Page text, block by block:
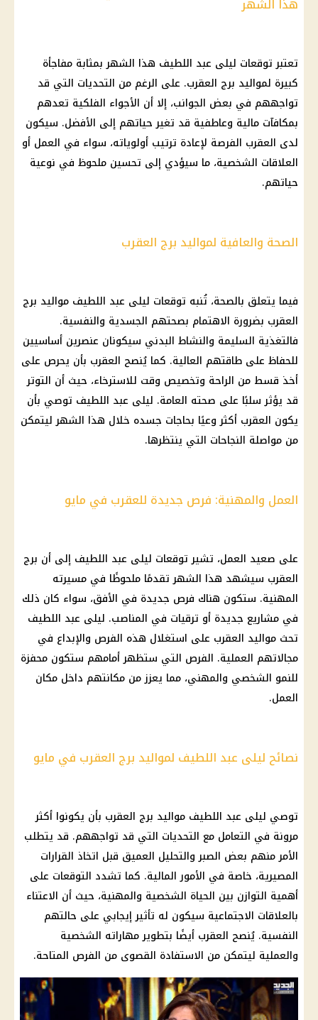
تعتبرتوقعات ليلى عبد اللطيف هذا الشهر بمثابة مفاجأة
كبيرة لمواليد برج العقرب. على الرغم من التحديات التي قد
تواجههم في بعض الجوانب، إلا أن الأجواء الفلكية تعدهم
بمكافآت مالية وعاطفية قد تغير حياتهم إلى الأفضل. سيكون
لدى العقرب الفرصة لإعادة ترتيب أولوياته، سواء في العمل أو
العلاقات الشخصية، ما سيؤدي إلى تحسين ملحوظ في نوعية
حياتهم.
الصحة والعافية لمواليد برج العقرب
فيما يتعلق بالصحة، تُنبه توقعات ليلى عبد اللطيف مواليد برج
العقرب بضرورة الاهتمام بصحتهم الجسدية والنفسية.
فالتغذية السليمة والنشاط البدني سيكونان عنصرين أساسيين
للحفاظ على طاقتهم العالية. كما يُنصح العقرب بأن يحرص على
أخذ قسط من الراحة وتخصيص وقت للاسترخاء، حيث أن التوتر
قد يؤثر سلبًا على صحته العامة. ليلى عبد اللطيف توصي بأن
يكون العقرب أكثر وعيًا بحاجات جسده خلال هذا الشهر ليتمكن
من مواصلة النجاحات التي ينتظرها.
العمل والمهنية: فرص جديدة للعقرب في مايو
على صعيد العمل، تشيرتوقعات ليلى عبد اللطيف إلى أن برج
العقرب سيشهد هذا الشهر تقدمًا ملحوظًا في مسيرته
المهنية. ستكون هناك فرص جديدة في الأفق، سواء كان ذلك
في مشاريع جديدة أو ترقيات في المناصب. ليلى عبد اللطيف
تحث مواليد العقرب على استغلال هذه الفرص والإبداع في
مجالاتهم العملية. الفرص التي ستظهر أمامهم ستكون محفزة
للنمو الشخصي والمهني، مما يعزز من مكانتهم داخل مكان
العمل.
نصائح ليلى عبد اللطيف لمواليد برج العقرب في مايو
توصي ليلى عبد اللطيف مواليد برج العقرب بأن يكونوا أكثر
مرونة في التعامل مع التحديات التي قد تواجههم. قد يتطلب
الأمر منهم بعض الصبر والتحليل العميق قبل اتخاذ القرارات
المصيرية، خاصة في الأمورالمالية. كما تشدد التوقعات على
أهمية التوازن بين الحياة الشخصية والمهنية، حيث أن الاعتناء
بالعلاقات الاجتماعية سيكون له تأثير إيجابي على حالتهم
النفسية. يُنصح العقرب أيضًا بتطوير مهاراته الشخصية
والعملية ليتمكن من الاستفادة القصوى من الفرص المتاحة.